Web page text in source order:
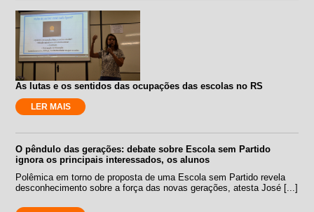
As lutas e os sentidos das ocupações das escolas no RS
LER MAIS
O pêndulo das gerações: debate sobre Escola sem Partido
ignora os principais interessados, os alunos
Polêmica em torno de proposta de uma Escola sem Partido revela
desconhecimento sobre a força das novas gerações, atesta José [...]